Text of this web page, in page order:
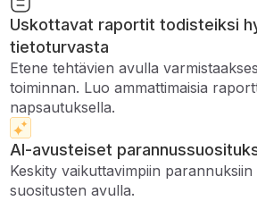
Uskottavat raportit todisteiksi
tietoturvasta
Etene tehtävien avulla
toiminnan. Luo ammattimaisia
napsautuksella.
AI-avusteiset
Keskity vaikuttavimpiin
suositusten avulla.